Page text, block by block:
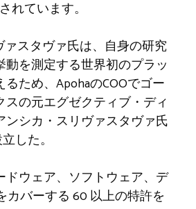
れています。
ァスタヴァ氏は、自身の研究
動を測定する世界初のプラッ
るため、ApohaのCOOでゴー
の元エグゼクティブ・ディ
ンシカ・スリヴァスタヴァ氏
した。
ドウェア、ソフトウェア、デ
カバーする 60 以上の特許を